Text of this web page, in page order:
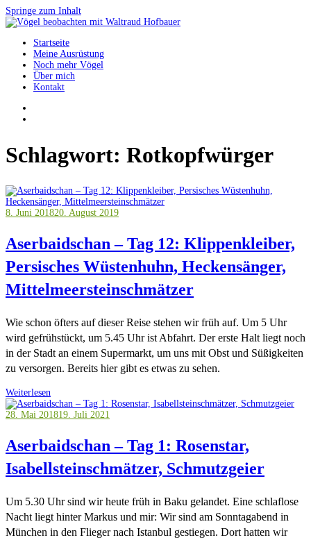
Springe zum Inhalt
Vögel beobachten mit Waltraud Hofbauer
Startseite
Meine Ausrüstung
Noch mehr Vögel
Über mich
Kontakt
Schlagwort: Rotkopfwürger
8. Juni 201820. August 2019
Aserbaidschan – Tag 12: Klippenkleiber,
Persisches Wüstenhuhn, Heckensänger,
Mittelmeersteinschmätzer
Wie schon öfters auf dieser Reise stehen wir früh auf. Um 5 Uhr
wird gefrühstückt, um 5.45 Uhr ist Abfahrt. Der erste Halt liegt noch
in der Stadt an einem Supermarkt, um uns mit Obst und Süßigkeiten
zu versorgen. Bereits hier gibt es etwas zu sehen.
Weiterlesen
28. Mai 201819. Juli 2021
Aserbaidschan – Tag 1: Rosenstar,
Isabellsteinschmätzer, Schmutzgeier
Um 5.30 Uhr sind wir heute früh in Baku gelandet. Eine schlaflose
Nacht liegt hinter Markus und mir: Wir sind am Sonntagabend in
München in den Flieger nach Istanbul gestiegen. Dort hatten wir